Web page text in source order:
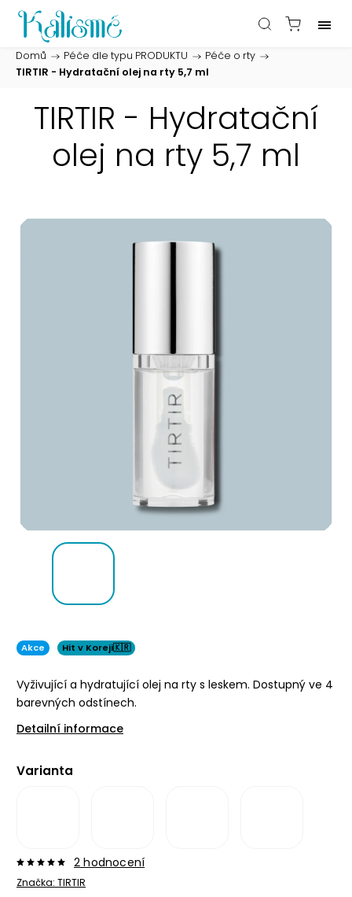
Domů / Péče dle typu PRODUKTU / Péče o rty /
TIRTIR - Hydratační olej na rty 5,7 ml
TIRTIR - Hydratační
olej na rty 5,7 ml
Akce Hit v Koreji🇰🇷
Vyživující a hydratující olej na rty s leskem. Dostupný ve 4
barevných odstínech.
Detailní informace
Varianta
Značka: TIRTIR
2 hodnocení